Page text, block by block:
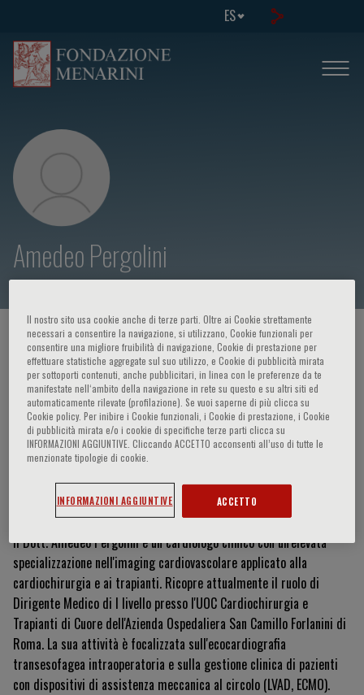
ES
Amedeo Pergolini
HOME PAGE / CURSOS Y EVENTOS / ORADOR
Amedeo Pergolini
Currículum Vitae
Il Dott. Amedeo Pergolini è un cardiologo clinico con un'elevata
specializzazione nell'imaging cardiovascolare applicato alla
cardiochirurgia e ai trapianti. Ricopre attualmente il ruolo di
Dirigente Medico di I livello presso l'UOC Cardiochirurgia e
Trapianti di Cuore dell'Azienda Ospedaliera San Camillo Forlanini di
Roma. La sua attività è focalizzata sull'ecocardiografia
transesofagea intraoperatoria e sulla gestione clinica di pazienti
con dispositivi di assistenza meccanica al circolo (LVAD, ECMO).
Il nostro sito usa cookie anche di terze parti. Oltre ai Cookie strettamente
necessari a consentire la navigazione, si utilizzano, Cookie funzionali per
consentire una migliore fruibilità di navigazione, Cookie di prestazione per
effettuare statistiche aggregate sul suo utilizzo, e Cookie di pubblicità mirata
per sottoporti contenuti, anche pubblicitari, in linea con le preferenze da te
manifestate nell‘ambito della navigazione in rete su questo e su altri siti ed
automaticamente rilevate (profilazione). Se vuoi saperne di più clicca su
Cookie policy. Per inibire i Cookie funzionali, i Cookie di prestazione, i Cookie
di pubblicità mirata e/o i cookie di specifiche terze parti clicca su
INFORMAZIONI AGGIUNTIVE. Cliccando ACCETTO acconsenti all’uso di tutte le
menzionate tipologie di cookie.
INFORMAZIONI AGGIUNTIVE ACCETTO